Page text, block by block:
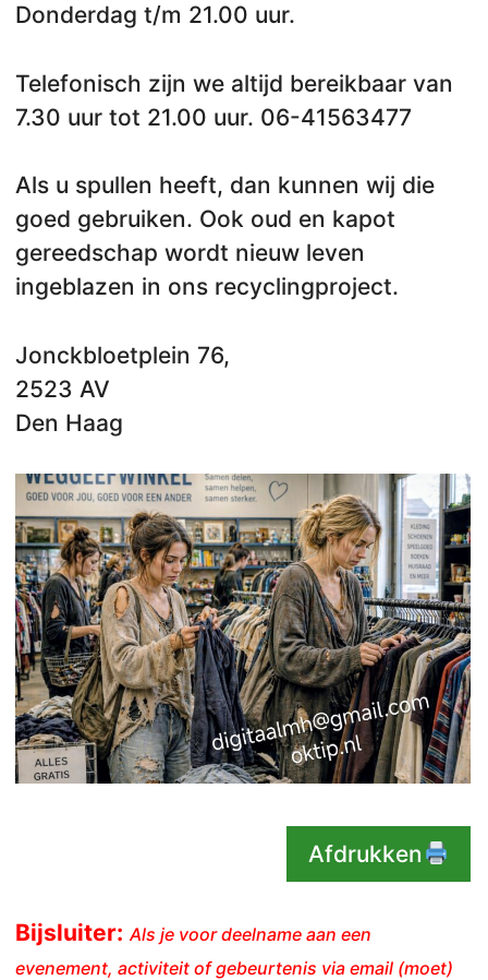
Donderdag t/m 21.00 uur.
Telefonisch zijn we altijd bereikbaar van
7.30 uur tot 21.00 uur. 06-41563477
Als u spullen heeft, dan kunnen wij die
goed gebruiken. Ook oud en kapot
gereedschap wordt nieuw leven
ingeblazen in ons recyclingproject.
Jonckbloetplein 76,
2523 AV
Den Haag
Afdrukken
Bijsluiter: Als je voor deelname aan een
evenement, activiteit of gebeurtenis via email (moet)